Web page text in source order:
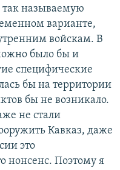
так называемую
варианте,
войскам. В
было бы и
специфические
бы на территории
бы не возникало.
не стали
Кавказ, даже
это
нонсенс. Поэтому я